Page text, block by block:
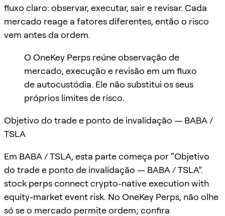
fluxo claro: observar, executar, sair e revisar. Cada
mercado reage a fatores diferentes, então o risco
vem antes da ordem.
O OneKey Perps reúne observação de
mercado, execução e revisão em um fluxo
de autocustódia. Ele não substitui os seus
próprios limites de risco.
Objetivo do trade e ponto de invalidação — BABA /
TSLA
Em BABA / TSLA, esta parte começa por “Objetivo
do trade e ponto de invalidação — BABA / TSLA”.
stock perps connect crypto-native execution with
equity-market event risk. No OneKey Perps, não olhe
só se o mercado permite ordem; confira